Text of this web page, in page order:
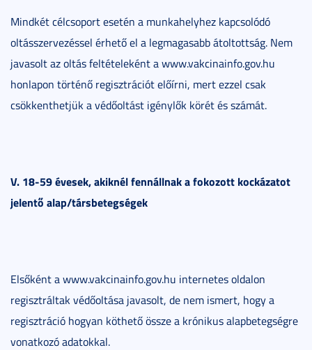
Mindkét célcsoport esetén a munkahelyhez kapcsolódó
oltásszervezéssel érhető el a legmagasabb átoltottság. Nem
javasolt az oltás feltételeként a www.vakcinainfo.gov.hu
honlapon történő regisztrációt előírni, mert ezzel csak
csökkenthetjük a védőoltást igénylők körét és számát.
V. 18-59 évesek, akiknél fennállnak a fokozott kockázatot
jelentő alap/társbetegségek
Elsőként a www.vakcinainfo.gov.hu internetes oldalon
regisztráltak védőoltása javasolt, de nem ismert, hogy a
regisztráció hogyan köthető össze a krónikus alapbetegségre
vonatkozó adatokkal.